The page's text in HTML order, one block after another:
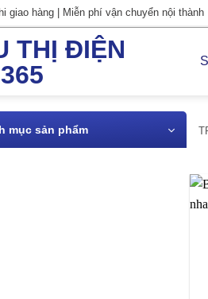
giao hàng | Miễn phí vận chuyển nội thành
mục sản phẩm